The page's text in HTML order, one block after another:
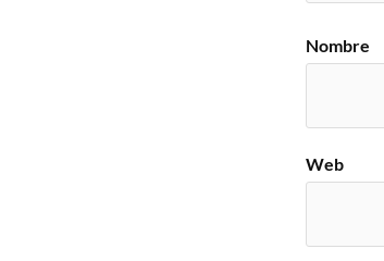
Nombre
Web